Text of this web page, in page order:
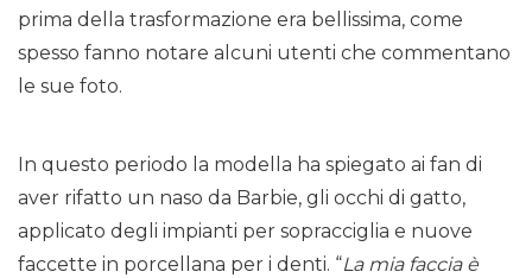
prima della trasformazione era bellissima, come
spesso fanno notare alcuni utenti che commentano
le sue foto.
In questo periodo la modella ha spiegato ai fan di
aver rifatto un naso da Barbie, gli occhi di gatto,
applicato degli impianti per sopracciglia e nuove
faccette in porcellana per i denti. “La mia faccia è